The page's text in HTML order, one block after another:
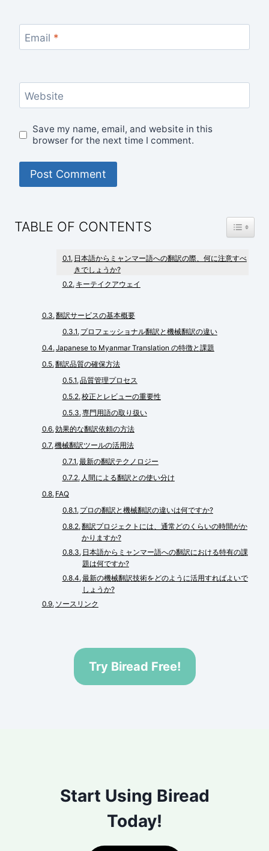
Email *
Website
Save my name, email, and website in this
browser for the next time I comment.
TABLE OF CONTENTS
日本語からミャンマー語への翻訳の際、何に注意すべ
きでしょうか?
キーテイクアウェイ
翻訳サービスの基本概要
プロフェッショナル翻訳と機械翻訳の違い
Japanese to Myanmar Translation の特徴と課題
翻訳品質の確保方法
品質管理プロセス
校正とレビューの重要性
専門用語の取り扱い
効果的な翻訳依頼の方法
機械翻訳ツールの活用法
最新の翻訳テクノロジー
人間による翻訳との使い分け
FAQ
プロの翻訳と機械翻訳の違いは何ですか?
翻訳プロジェクトには、通常どのくらいの時間がか
かりますか?
日本語からミャンマー語への翻訳における特有の課
題は何ですか?
最新の機械翻訳技術をどのように活用すればよいで
しょうか?
ソースリンク
Try Biread Free!
Start Using Biread
Today!